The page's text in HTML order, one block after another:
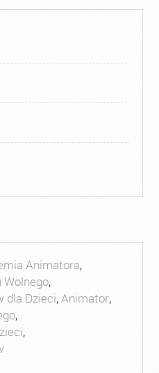
Animatora,
,
dla Dzieci,Animator,
,
,